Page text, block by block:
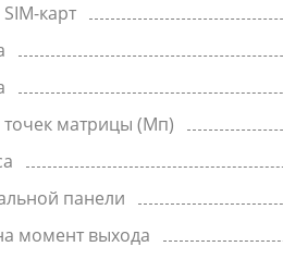
карт
точек матрицы (Мп)
панели
момент выхода